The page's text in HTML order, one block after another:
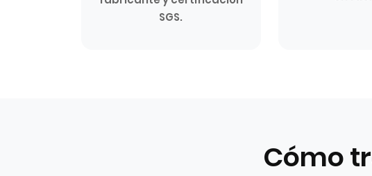
SGS.
Cómo